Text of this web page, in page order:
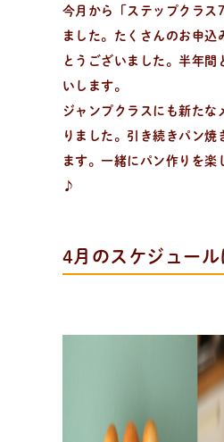
情報
おしらせやイベントなど
日々のパンの活動状況やイベン
届け中！
は
？
活動/プロフィールについて
今月から「ステップクラス
ました。たくさんのお申込
とうございました。半年間
いします。
ジャンプクラスにも新たな
りました。引き続きパン焼
ます。一緒にパン作りを楽
♪
4月のスケジュール